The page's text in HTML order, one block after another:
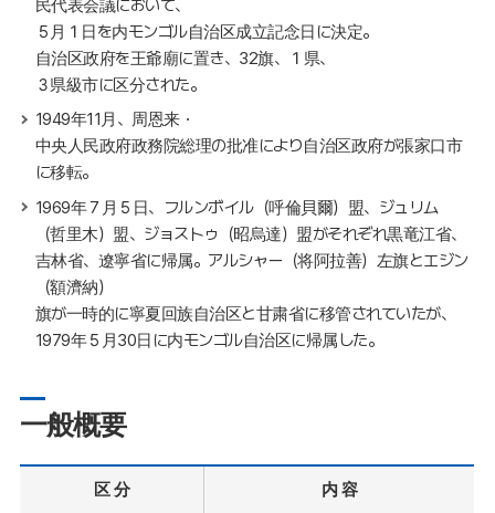
民代表会議において、
５月１日を内モンゴル自治区成立記念日に決定。
自治区政府を王爺廟に置き、32旗、１県、
３県級市に区分された。
1949年11月、周恩来・
中央人民政府政務院総理の批准により自治区政府が張家口市
に移転。
1969年７月５日、フルンボイル（呼倫貝爾）盟、ジュリム
（哲里木）盟、ジョストゥ（昭烏達）盟がそれぞれ黒竜江省、
吉林省、遼寧省に帰属。アルシャー（将阿拉善）左旗とエジン
（額濟納）
旗が一時的に寧夏回族自治区と甘粛省に移管されていたが、
1979年５月30日に内モンゴル自治区に帰属した。
一般概要
区 分 内 容